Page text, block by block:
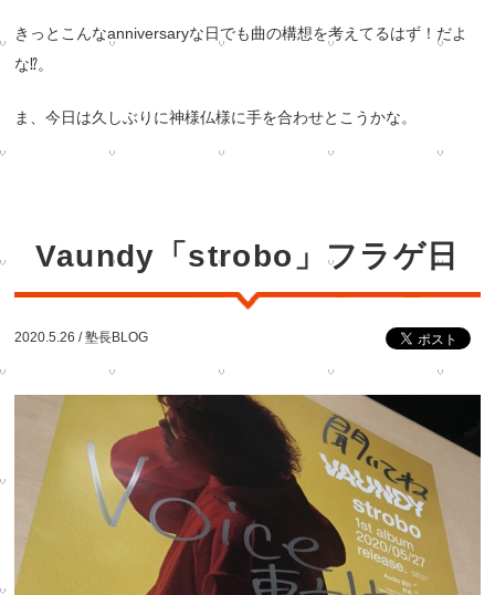
きっとこんなanniversaryな日でも曲の構想を考えてるはず！だよ
な⁉️。
ま、今日は久しぶりに神様仏様に手を合わせとこうかな。
Vaundy「strobo」フラゲ日
2020.5.26 /塾長BLOG